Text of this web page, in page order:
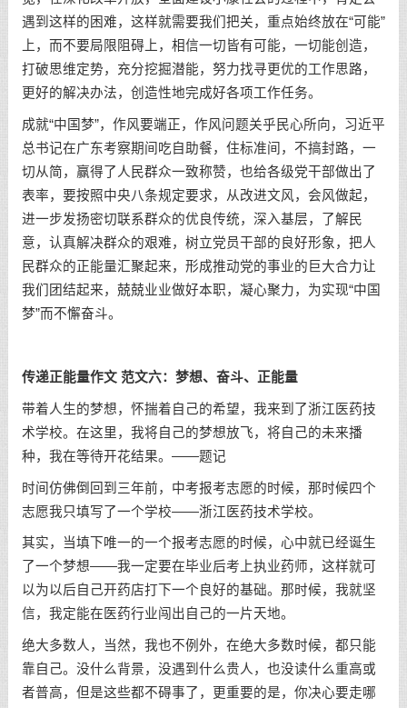
遇到这样的困难，这样就需要我们把关，重点始终放在“可能”
上，而不要局限阻碍上，相信一切皆有可能，一切能创造，
打破思维定势，充分挖掘潜能，努力找寻更优的工作思路，
更好的解决办法，创造性地完成好各项工作任务。
成就“中国梦”，作风要端正，作风问题关乎民心所向，习近平
总书记在广东考察期间吃自助餐，住标准间，不搞封路，一
切从简，赢得了人民群众一致称赞，也给各级党干部做出了
表率，要按照中央八条规定要求，从改进文风，会风做起，
进一步发扬密切联系群众的优良传统，深入基层，了解民
意，认真解决群众的艰难，树立党员干部的良好形象，把人
民群众的正能量汇聚起来，形成推动党的事业的巨大合力让
我们团结起来，兢兢业业做好本职，凝心聚力，为实现“中国
梦”而不懈奋斗。
传递正能量作文 范文六：梦想、奋斗、正能量
带着人生的梦想，怀揣着自己的希望，我来到了浙江医药技
术学校。在这里，我将自己的梦想放飞，将自己的未来播
种，我在等待开花结果。——题记
时间仿佛倒回到三年前，中考报考志愿的时候，那时候四个
志愿我只填写了一个学校——浙江医药技术学校。
其实，当填下唯一的一个报考志愿的时候，心中就已经诞生
了一个梦想——我一定要在毕业后考上执业药师，这样就可
以为以后自己开药店打下一个良好的基础。那时候，我就坚
信，我定能在医药行业闯出自己的一片天地。
绝大多数人，当然，我也不例外，在绝大多数时候，都只能
靠自己。没什么背景，没遇到什么贵人，也没读什么重高或
者普高，但是这些都不碍事了，更重要的是，你决心要走哪